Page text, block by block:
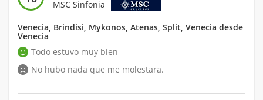
MSC Sinfonia
Venecia, Brindisi, Mykonos, Atenas, Split, Venecia desde
Venecia
Todo estuvo muy bien
No hubo nada que me molestara.